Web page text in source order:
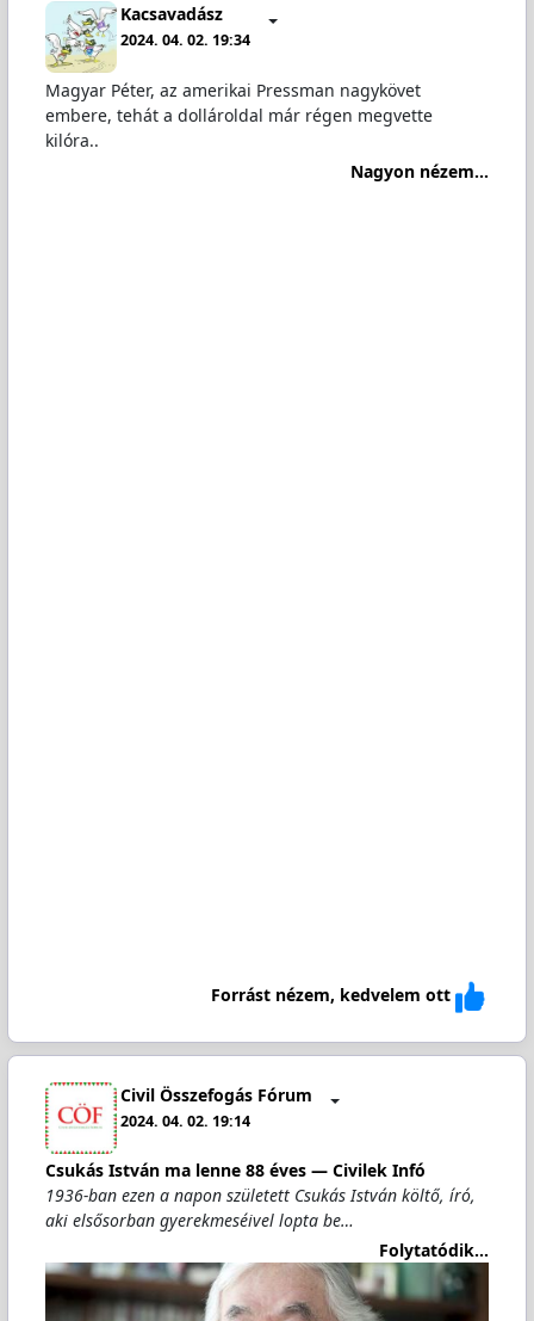
Kacsavadász
2024. 04. 02. 19:34
Magyar Péter, az amerikai Pressman nagykövet
embere, tehát a dollároldal már régen megvette
kilóra..
Nagyon nézem...
Forrást nézem, kedvelem ott
Civil Összefogás Fórum
2024. 04. 02. 19:14
Csukás István ma lenne 88 éves — Civilek Infó
1936-ban ezen a napon született Csukás István költő, író,
aki elsősorban gyerekmeséivel lopta be…
Folytatódik...